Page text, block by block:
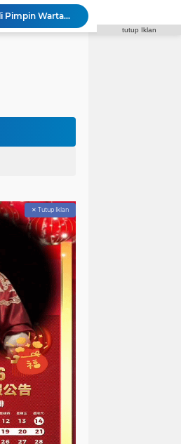
Dukungan Menguat, Edison Ginting Berpeluang Kembali Pimpin Wartawan Pemko Medan
Sahur On The Road, Wujud Kepedulian Personel Batalyon A Pelopor Satuan Brimob Polda Sumut di Dini Hari Ramadhan
Rakornispen TNI 2026 Tingkatkan Silaturahmi dan Sinergi dalam Menghadapi Perang Informasi
✕ Tutup Iklan
tutup Iklan